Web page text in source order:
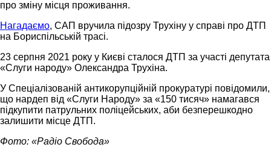
про зміну місця проживання.
Нагадаємо, САП вручила підозру Трухіну у справі про ДТП
на Бориспільській трасі.
23 серпня 2021 року у Києві сталося ДТП за участі депутата
«Слуги народу» Олександра Трухіна.
У Спеціалізованій антикорупційній прокуратурі повідомили,
що нардеп від «Слуги Народу» за «150 тисяч» намагався
підкупити патрульних поліцейських, аби безперешкодно
залишити місце ДТП.
Фото: «Радіо Свобода»